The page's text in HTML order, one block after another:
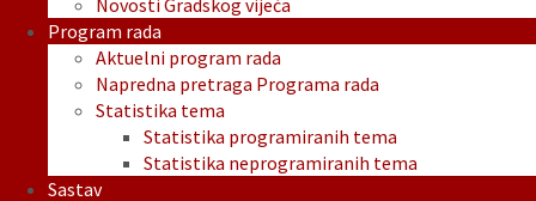
Novosti Gradskog vijeća
Program rada
Aktuelni program rada
Napredna pretraga Programa rada
Statistika tema
Statistika programiranih tema
Statistika neprogramiranih tema
Sastav